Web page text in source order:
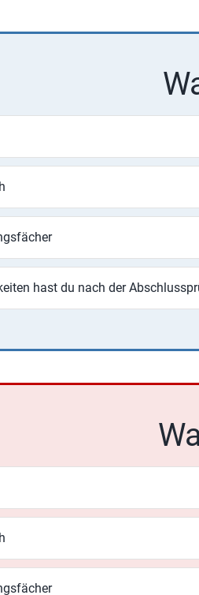
hast du nach der